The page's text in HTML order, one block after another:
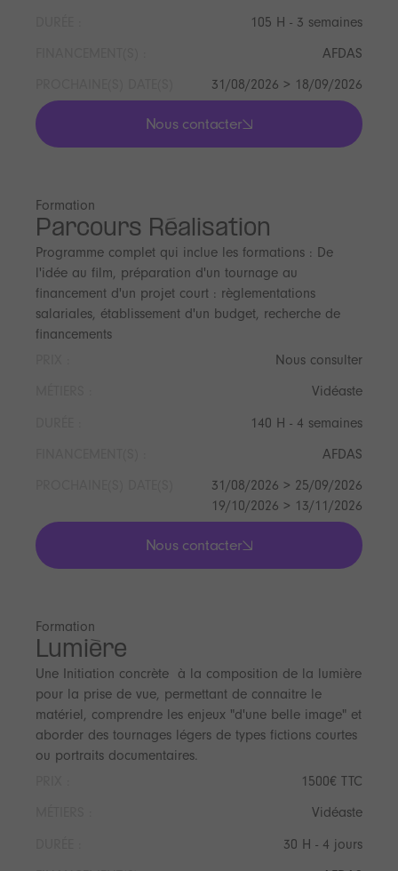
105 H - 3 semaines
AFDAS
31/08/2026 > 18/09/2026
lis les actualités
Nous contacter
Formation
Parcours Réalisation
Programme complet qui inclue les formations : De
l'idée au film, préparation d'un tournage au
financement d'un projet court : règlementations
salariales, établissement d'un budget, recherche de
financements
Nous consulter
Vidéaste
140 H - 4 semaines
AFDAS
31/08/2026 > 25/09/2026
19/10/2026 > 13/11/2026
lis les actualités
Nous contacter
Formation
Lumière
Une Initiation concrète à la composition de la lumière
pour la prise de vue, permettant de connaitre le
matériel, comprendre les enjeux "d'une belle image" et
aborder des tournages légers de types fictions courtes
ou portraits documentaires.
1500€ TTC
Vidéaste
30 H - 4 jours